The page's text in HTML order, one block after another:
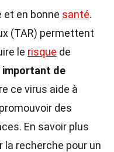
et en bonne santé.
(TAR) permettent
le risque de
de
ce virus aide à
des
En savoir plus
la recherche pour un